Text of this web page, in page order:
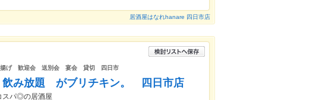
居酒屋はなれhanare 四日市店
げ 歓迎会 送別会 宴会 貸切 四日市
み放題 がブリチキン。 四日市店
スパ◎の居酒屋